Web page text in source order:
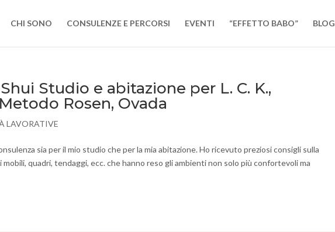
CHI SONO CONSULENZE E PERCORSI EVENTI “EFFETTO BABO” BLOG
Studio e abitazione per L. C. K.,
Rosen, Ovada
LAVORATIVE
sia per il mio studio che per la mia abitazione. Ho ricevuto preziosi consigli sulla
quadri, tendaggi, ecc. che hanno reso gli ambienti non solo più confortevoli ma